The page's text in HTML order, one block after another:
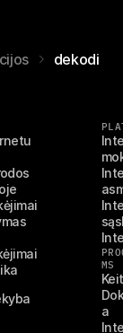
dekodi
MS
a